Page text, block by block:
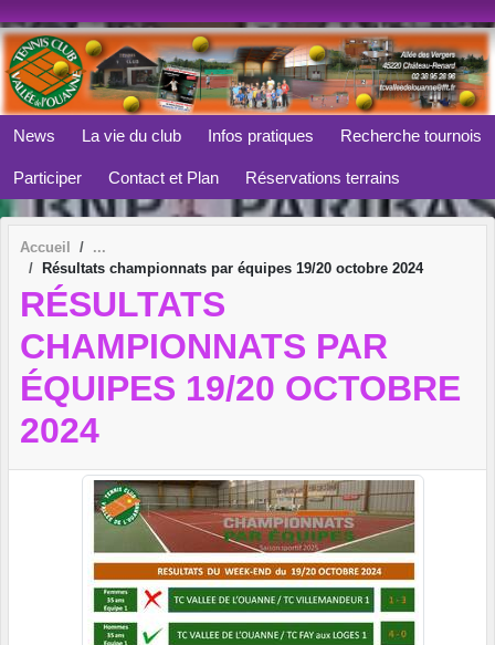
News La vie du club Infos pratiques Recherche tournois
Participer Contact et Plan Réservations terrains
Accueil
Résultats championnats par équipes 19/20 octobre 2024
RÉSULTATS
CHAMPIONNATS PAR
ÉQUIPES 19/20 OCTOBRE
2024